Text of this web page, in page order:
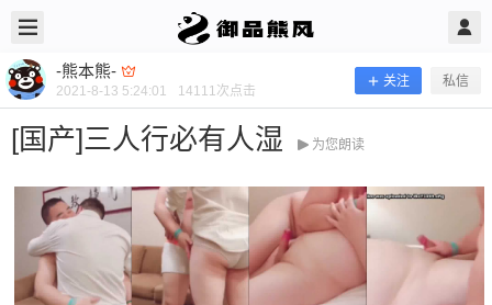
-熊本熊-
2021-8-13 5:24:01 14111次点击
关注 私信
[国产]三人行必有人湿 为您朗读
-熊本熊- @ 御品熊风 2021/8/13